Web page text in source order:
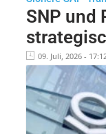
SNP und
09. Juli, 2026 -